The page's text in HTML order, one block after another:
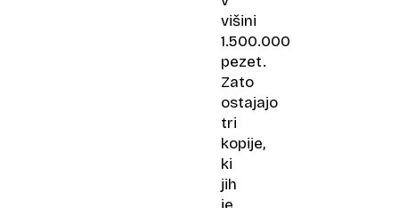
višini
1.500.000
pezet.
Zato
ostajajo
tri
kopije,
ki
jih